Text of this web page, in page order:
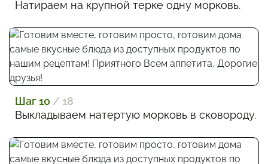
Натираем на крупной терке одну морковь.
Шаг 10 / 18
Выкладываем натертую морковь в сковороду.